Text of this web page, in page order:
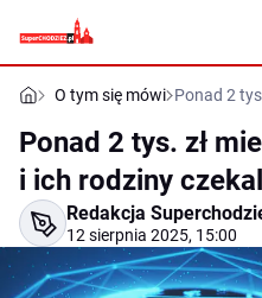
O tym się mówi Ponad 2
Ponad 2 tys. zł
i ich rodziny
Redakcja
12 sierpnia 2025, 15:00